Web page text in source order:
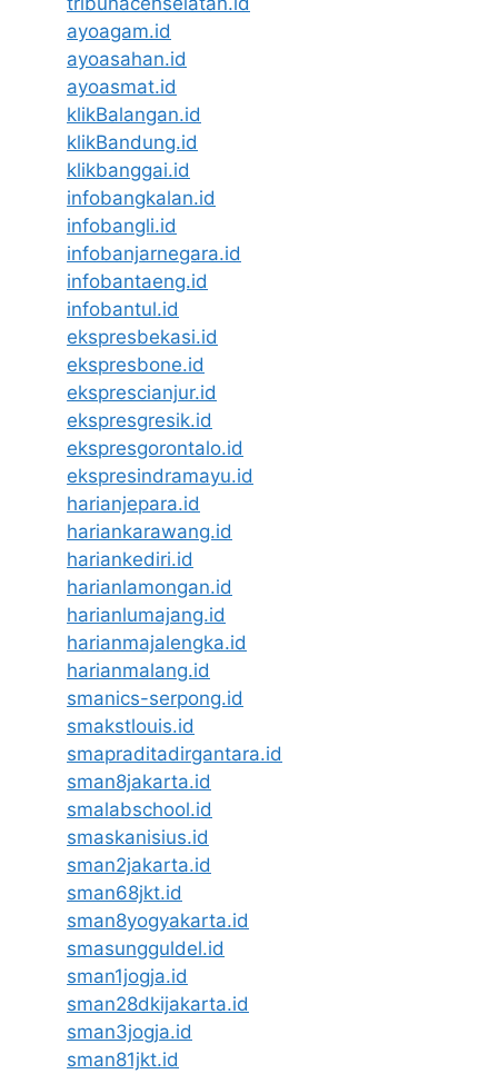
ayoagam.id
ayoasahan.id
ayoasmat.id
klikBalangan.id
klikBandung.id
klikbanggai.id
infobangkalan.id
infobangli.id
infobanjarnegara.id
infobantaeng.id
infobantul.id
ekspresbekasi.id
ekspresbone.id
eksprescianjur.id
ekspresgresik.id
ekspresgorontalo.id
ekspresindramayu.id
harianjepara.id
hariankarawang.id
hariankediri.id
harianlamongan.id
harianlumajang.id
harianmajalengka.id
harianmalang.id
smanics-serpong.id
smakstlouis.id
smapraditadirgantara.id
sman8jakarta.id
smalabschool.id
smaskanisius.id
sman2jakarta.id
sman68jkt.id
sman8yogyakarta.id
smasungguldel.id
sman1jogja.id
sman28dkijakarta.id
sman3jogja.id
sman81jkt.id